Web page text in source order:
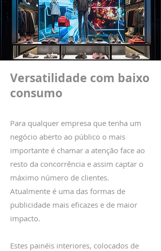
Versatilidade com baixo
consumo
Para qualquer empresa que tenha um
negócio aberto ao público o mais
importante é chamar a atenção face ao
resto da concorrência e assim captar o
máximo número de clientes.
Atualmente é uma das formas de
publicidade mais eficazes e de maior
impacto.
Estes painéis interiores, colocados de